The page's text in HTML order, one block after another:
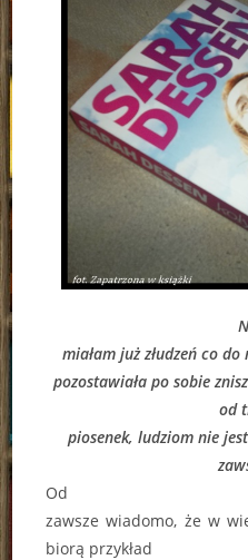
miałam już złudzeń co
pozostawiała po sobie
od
piosenek, ludziom nie
Od
zawsze wiadomo, że w
biorą przykład